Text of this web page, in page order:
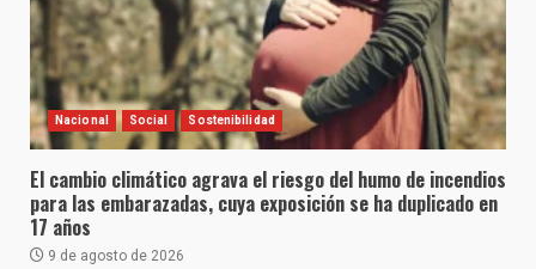
Nacional Social Sostenibilidad
El cambio climático agrava el riesgo del humo de incendios
para las embarazadas, cuya exposición se ha duplicado en
17 años
9 de agosto de 2026